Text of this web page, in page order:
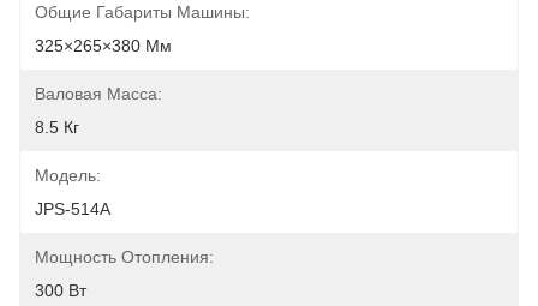
Общие Габариты Машины:
325×265×380 Мм
Валовая Масса:
8.5 Кг
Модель:
JPS-514A
Мощность Отопления:
300 Вт